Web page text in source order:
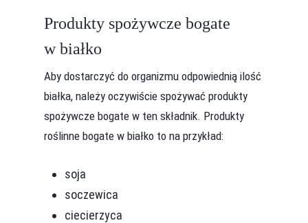
Produkty spożywcze bogate
w białko
Aby dostarczyć do organizmu odpowiednią ilość
białka, należy oczywiście spożywać produkty
spożywcze bogate w ten składnik. Produkty
roślinne bogate w białko to na przykład:
soja
soczewica
ciecierzyca